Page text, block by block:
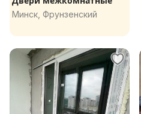
Минск, Фрунзенский